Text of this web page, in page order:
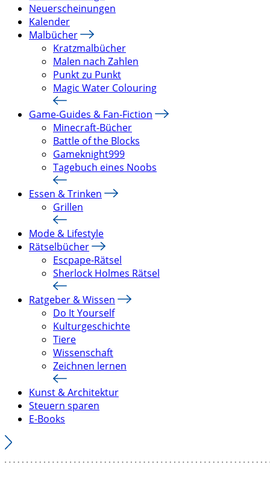
Neuerscheinungen
Kalender
Malbücher
Kratzmalbücher
Malen nach Zahlen
Punkt zu Punkt
Magic Water Colouring
Game-Guides & Fan-Fiction
Minecraft-Bücher
Battle of the Blocks
Gameknight999
Tagebuch eines Noobs
Essen & Trinken
Grillen
Mode & Lifestyle
Rätselbücher
Escpape-Rätsel
Sherlock Holmes Rätsel
Ratgeber & Wissen
Do It Yourself
Kulturgeschichte
Tiere
Wissenschaft
Zeichnen lernen
Kunst & Architektur
Steuern sparen
E-Books